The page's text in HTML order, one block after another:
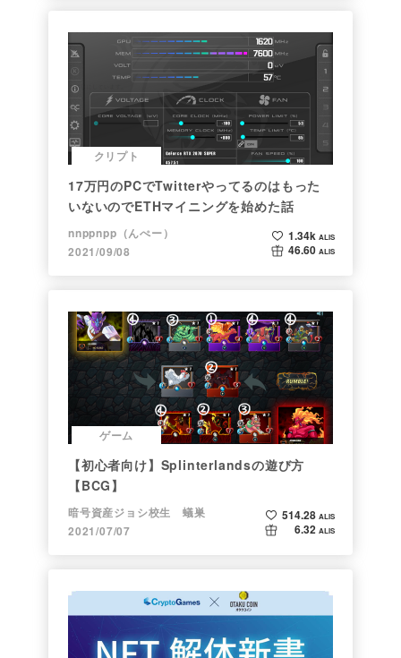
クリプト
17万円のPCでTwitterやってるのはもった
いないのでETHマイニングを始めた話
nnppnpp（んぺー）
2021/09/08
1.34k ALIS
46.60 ALIS
ゲーム
【初心者向け】Splinterlandsの遊び方
【BCG】
暗号資産ジョシ校生 蟻巣
2021/07/07
514.28 ALIS
6.32 ALIS